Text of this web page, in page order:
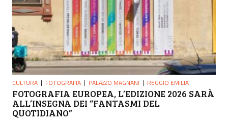
CULTURA FOTOGRAFIA PALAZZO MAGNANI REGGIO EMILIA
FOTOGRAFIA EUROPEA, L’EDIZIONE 2026 SARÀ
ALL’INSEGNA DEI “FANTASMI DEL
QUOTIDIANO”